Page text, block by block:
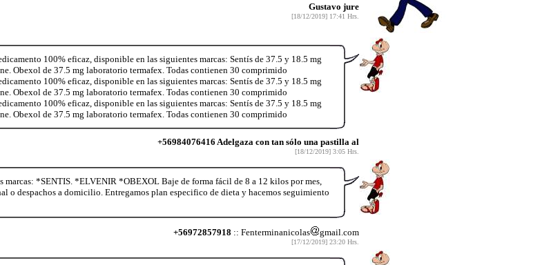
Gustavo jure
[18/12/2019] 17:41 Hrs.
100% eficaz, disponible en las siguientes marcas: Sentís de 37.5 y 18.5 mg
Obexol de 37.5 mg laboratorio termafex. Todas contienen 30 comprimido
100% eficaz, disponible en las siguientes marcas: Sentís de 37.5 y 18.5 mg
Obexol de 37.5 mg laboratorio termafex. Todas contienen 30 comprimido
100% eficaz, disponible en las siguientes marcas: Sentís de 37.5 y 18.5 mg
Obexol de 37.5 mg laboratorio termafex. Todas contienen 30 comprimido
+56984076416 Adelgaza con tan sólo una pastilla al
[18/12/2019] 3:05 Hrs.
marcas: *SENTIS. *ELVENIR *OBEXOL Baje de forma fácil de 8 a 12 kilos por mes,
o despachos a domicilio. Entregamos plan especifico de dieta y hacemos seguimiento
+56972857918 :: Fenterminanicolas gmail.com
[17/12/2019] 23:20 Hrs.